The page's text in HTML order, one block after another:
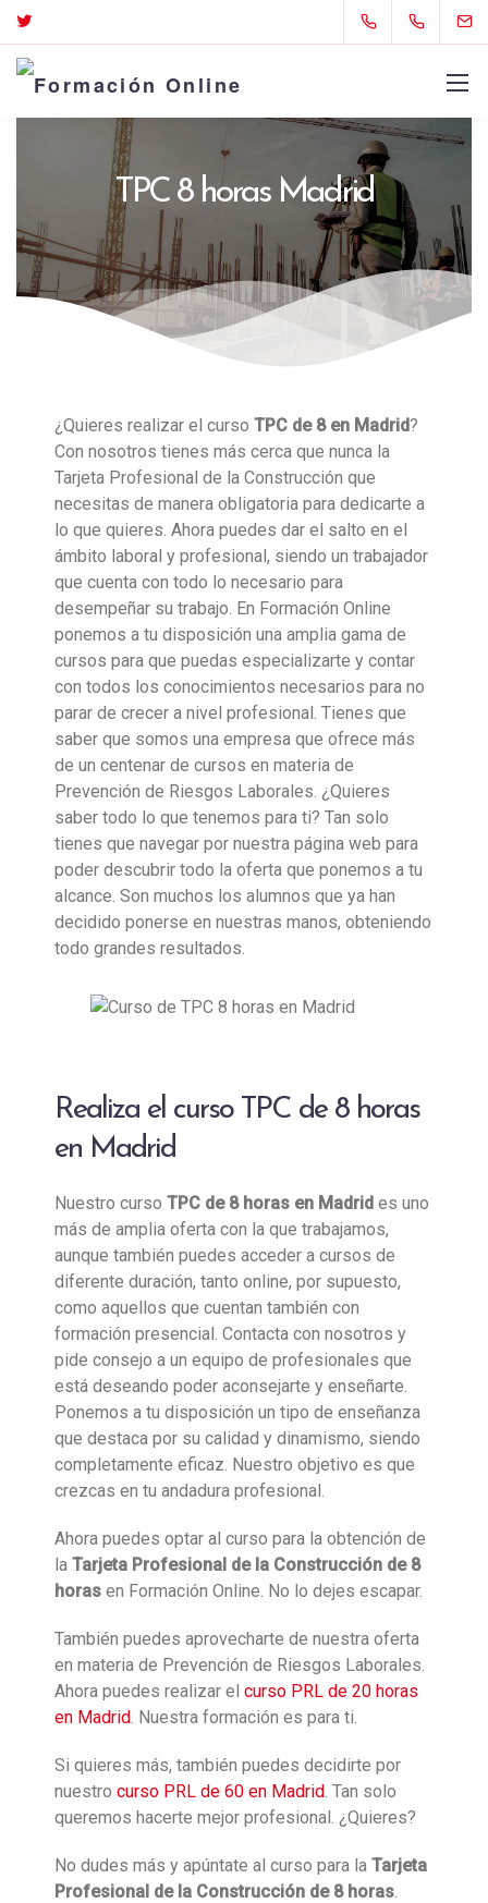
TPC 8 horas Madrid
¿Quieres realizar el curso TPC de 8 en Madrid?
Con nosotros tienes más cerca que nunca la
Tarjeta Profesional de la Construcción que
necesitas de manera obligatoria para dedicarte a
lo que quieres. Ahora puedes dar el salto en el
ámbito laboral y profesional, siendo un trabajador
que cuenta con todo lo necesario para
desempeñar su trabajo. En Formación Online
ponemos a tu disposición una amplia gama de
cursos para que puedas especializarte y contar
con todos los conocimientos necesarios para no
parar de crecer a nivel profesional. Tienes que
saber que somos una empresa que ofrece más
de un centenar de cursos en materia de
Prevención de Riesgos Laborales. ¿Quieres
saber todo lo que tenemos para ti? Tan solo
tienes que navegar por nuestra página web para
poder descubrir todo la oferta que ponemos a tu
alcance. Son muchos los alumnos que ya han
decidido ponerse en nuestras manos, obteniendo
todo grandes resultados.
Realiza el curso TPC de 8 horas
en Madrid
Nuestro curso TPC de 8 horas en Madrid es uno
más de amplia oferta con la que trabajamos,
aunque también puedes acceder a cursos de
diferente duración, tanto online, por supuesto,
como aquellos que cuentan también con
formación presencial. Contacta con nosotros y
pide consejo a un equipo de profesionales que
está deseando poder aconsejarte y enseñarte.
Ponemos a tu disposición un tipo de enseñanza
que destaca por su calidad y dinamismo, siendo
completamente eficaz. Nuestro objetivo es que
crezcas en tu andadura profesional.
Ahora puedes optar al curso para la obtención de
la Tarjeta Profesional de la Construcción de 8
horas en Formación Online. No lo dejes escapar.
También puedes aprovecharte de nuestra oferta
en materia de Prevención de Riesgos Laborales.
Ahora puedes realizar el curso PRL de 20 horas
en Madrid. Nuestra formación es para ti.
Si quieres más, también puedes decidirte por
nuestro curso PRL de 60 en Madrid. Tan solo
queremos hacerte mejor profesional. ¿Quieres?
No dudes más y apúntate al curso para la Tarjeta
Profesional de la Construcción de 8 horas.